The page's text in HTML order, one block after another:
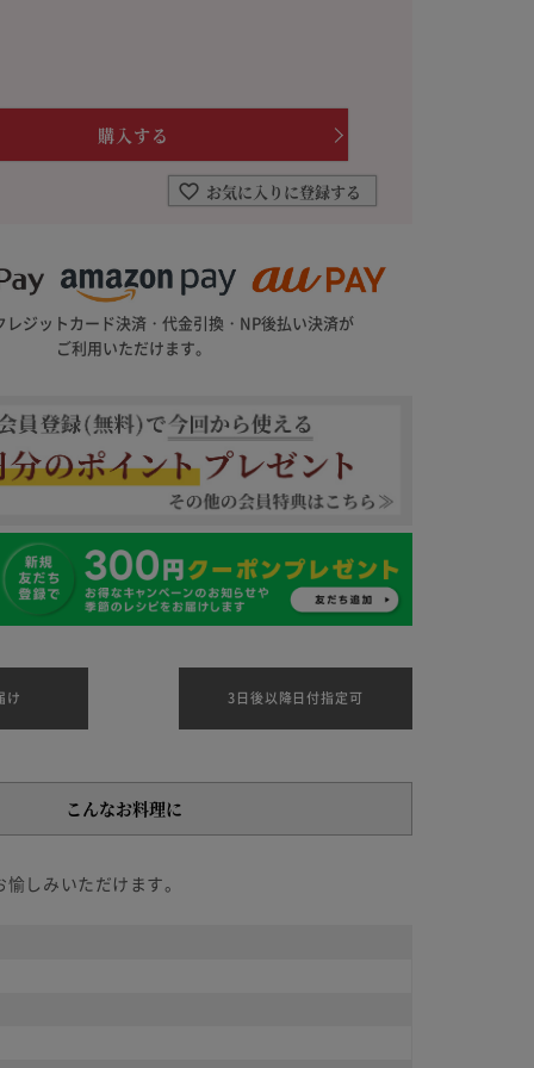
お気に入りに登録する
レジットカード決済・代金引換・NP後払い決済が
ご利用いただけます。
け 3日後以降日付指定可
こんなお料理に
しみいただけます。